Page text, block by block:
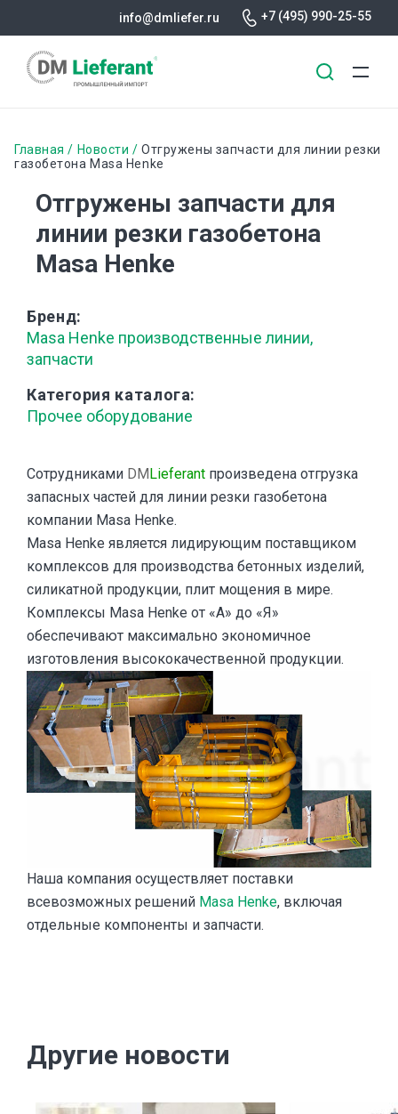
основному
info@dmliefer.ru +7 (495) 990-25-55
Строка
навигации
Главная Новости
Отгружены запчасти для линии резки
газобетона Masa Henke
Отгружены запчасти для
линии резки газобетона
Masa Henke
Бренд
Masa Henke производственные линии,
запчасти
Категория каталога
Прочее оборудование
Сотрудниками DMLieferant произведена отгрузка
запасных частей для линии резки газобетона
компании Masa Henke.
Masa Henke является лидирующим поставщиком
комплексов для производства бетонных изделий,
силикатной продукции, плит мощения в мире.
Комплексы Masa Henke от «А» до «Я»
обеспечивают максимально экономичное
изготовления высококачественной продукции.
Наша компания осуществляет поставки
всевозможных решений Masa Henke, включая
отдельные компоненты и запчасти.
Другие новости